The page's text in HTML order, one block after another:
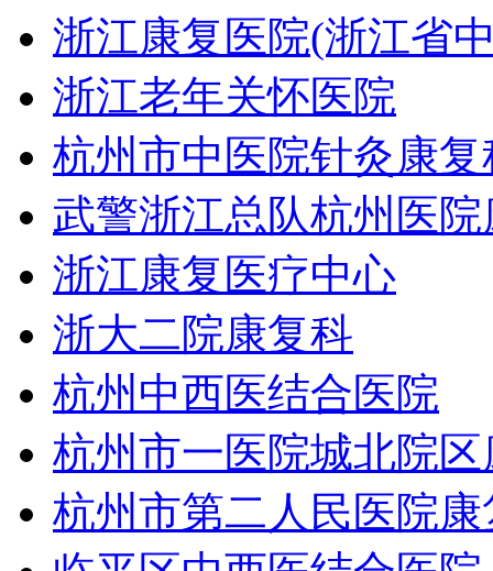
浙江康复医院(浙江省
浙江老年关怀医院
杭州市中医院针灸康复
武警浙江总队杭州医
浙江康复医疗中心
浙大二院康复科
杭州中西医结合医院
杭州市一医院城北院
杭州市第二人民医院康